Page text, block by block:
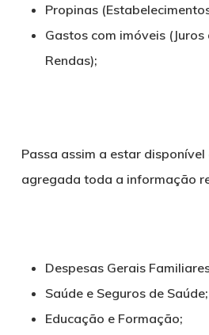
Propinas
Gastos com imóveis
Rendas);
Passa assim a estar
agregada toda a informação
Despesas Gerais
Saúde e Seguros de Saúde;
Educação e Formação;